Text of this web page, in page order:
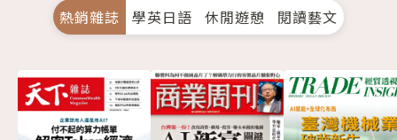
熱銷雜誌 學英日語 休閒遊憩 閱讀藝文